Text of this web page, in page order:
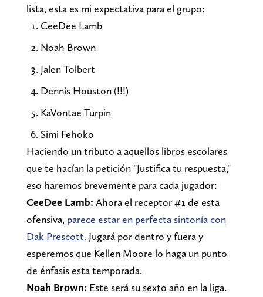
lista, esta es mi expectativa para el grupo:
CeeDee Lamb
Noah Brown
Jalen Tolbert
Dennis Houston (!!!)
KaVontae Turpin
Simi Fehoko
Haciendo un tributo a aquellos libros escolares
que te hacían la petición "Justifica tu respuesta,"
eso haremos brevemente para cada jugador:
CeeDee Lamb: Ahora el receptor #1 de esta
ofensiva, parece estar en perfecta sintonía con
Dak Prescott. Jugará por dentro y fuera y
esperemos que Kellen Moore lo haga un punto
de énfasis esta temporada.
Noah Brown: Este será su sexto año en la liga.